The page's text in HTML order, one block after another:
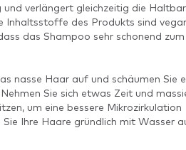
und verlängert gleichzeitig die
Inhaltsstoffe des Produkts sind
das Shampoo sehr schonend
nasse Haar auf und schäumen Sie
Sie sich etwas Zeit und
um eine bessere Mikrozirkulation
Ihre Haare gründlich mit Wasser